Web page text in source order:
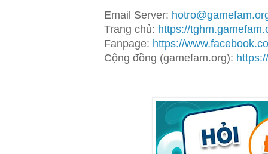
Email Server:
Trang chủ: https://
Fanpage: https://
Cộng đồng (gamefam.org):